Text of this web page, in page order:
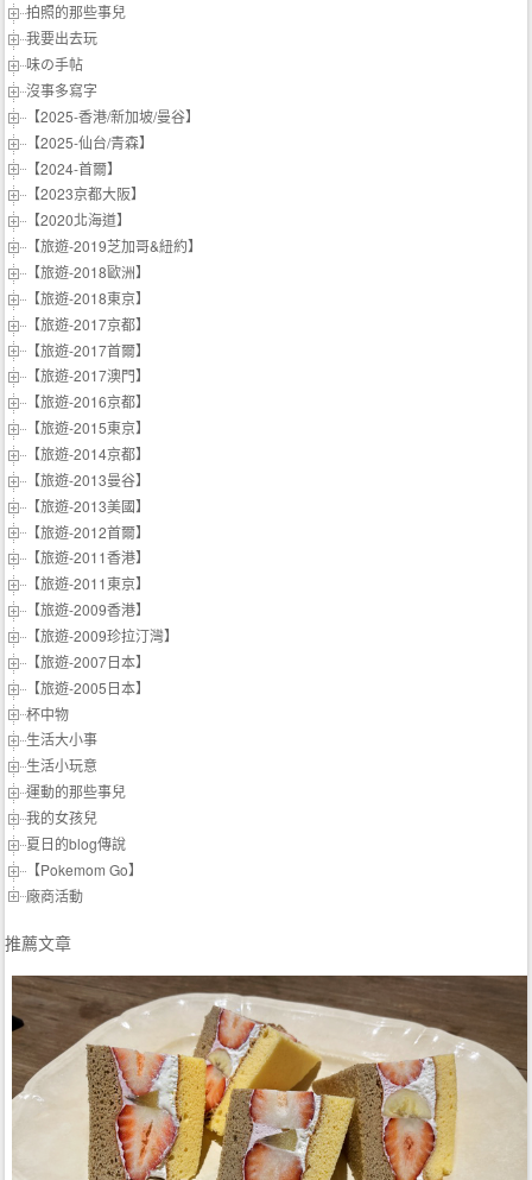
拍照的那些事兒
我要出去玩
味の手帖‬
沒事多寫字
【2025-香港/新加坡/曼谷】
【2025-仙台/青森】
【2024-首爾】
【2023京都大阪】
【2020北海道】
【旅遊-2019芝加哥&紐約】
【旅遊-2018歐洲】
【旅遊-2018東京】
【旅遊-2017京都】
【旅遊-2017首爾】
【旅遊-2017澳門】
【旅遊-2016京都】
【旅遊-2015東京】
【旅遊-2014京都】
【旅遊-2013曼谷】
【旅遊-2013美國】
【旅遊-2012首爾】
【旅遊-2011香港】
【旅遊-2011東京】
【旅遊-2009香港】
【旅遊-2009珍拉汀灣】
【旅遊-2007日本】
【旅遊-2005日本】
杯中物
生活大小事
生活小玩意
運動的那些事兒
我的女孩兒
夏日的blog傳說
【Pokemom Go】
廠商活動
推薦文章